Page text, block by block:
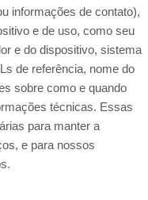
informações de contato),
e de uso, como seu
e do dispositivo, sistema
de referência, nome do
sobre como e quando
técnicas. Essas
para manter a
e para nossos